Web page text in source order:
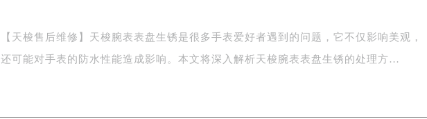
【天梭售后维修】天梭腕表表盘生锈是很多手表爱好者遇到的问题，它不仅影响美观，
还可能对手表的防水性能造成影响。本文将深入解析天梭腕表表盘生锈的处理方…